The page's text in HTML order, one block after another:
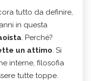
tutto da definire,
in questa
. Perché?
un attimo. Si
interne, filosofia
tutte toppe.